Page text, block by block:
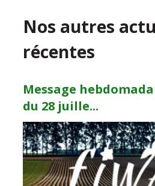
Nos autres
récentes
Message
du 28 juille...